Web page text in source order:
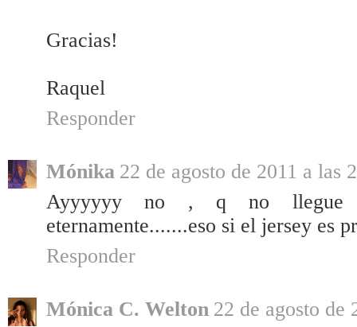
Gracias!
Raquel
Responder
Mónika 22 de agosto de 2011 a las
Ayyyyyy no , q no llegue
eternamente.......eso si el jersey es
Responder
Mónica C. Welton 22 de agosto de